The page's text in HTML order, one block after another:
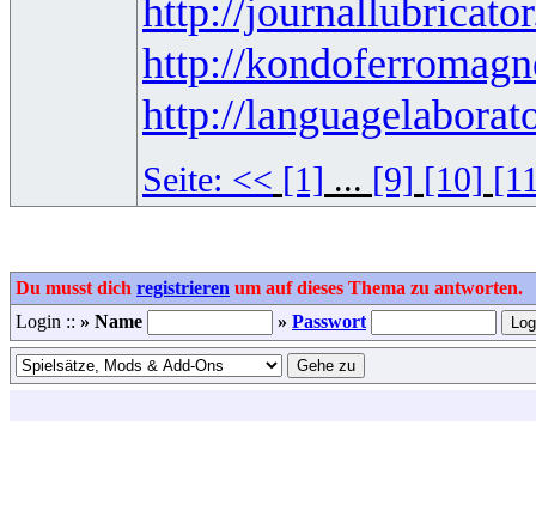
http://
http://
http://
Seite: << [1] ... [9] [10]
Du musst dich registrieren um auf dieses Thema zu antworten.
Login :: » Name » Passwort